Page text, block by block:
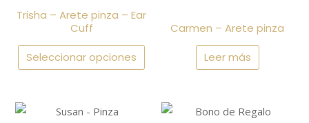
Trisha – Arete pinza – Ear
Cuff
Seleccionar opciones
tiene
múltiples
variantes.
Las
pueden
Carmen – Arete pinza
Leer más
Este